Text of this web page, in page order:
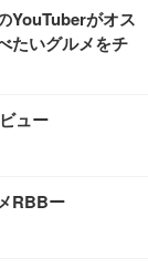
YouTuberがオス
たいグルメをチ
ュー
RBBー